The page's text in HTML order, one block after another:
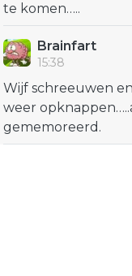
te komen…..
Brainfart
15:38
Wijf schreeuwen
weer
gememoreerd.